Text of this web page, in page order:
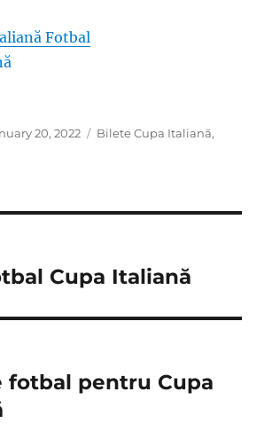
Fotbal
20, 2022 Categories
Bilete Cupa Italiană,
Cupa Italiană
fotbal pentru Cupa